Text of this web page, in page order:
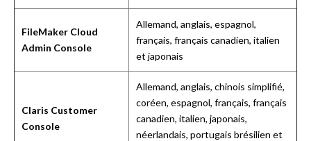
FileMaker Cloud
Admin Console
Allemand, anglais, espagnol,
français, français canadien, italien
et japonais
Claris Customer
Console
Allemand, anglais, chinois simplifié,
coréen, espagnol, français, français
canadien, italien, japonais,
néerlandais, portugais brésilien et